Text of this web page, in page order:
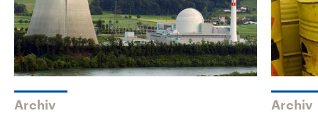
Archiv Archiv